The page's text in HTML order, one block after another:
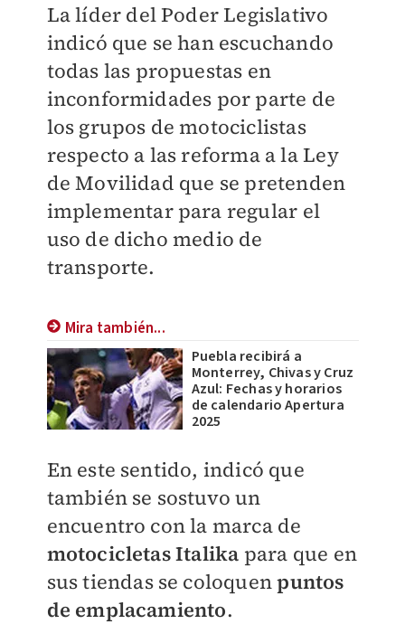
La líder del Poder Legislativo
indicó que se han escuchando
todas las propuestas en
inconformidades por parte de
los grupos de motociclistas
respecto a las reforma a la Ley
de Movilidad que se pretenden
implementar para regular el
uso de dicho medio de
transporte.
Mira también...
Puebla recibirá a
Monterrey, Chivas y Cruz
Azul: Fechas y horarios
de calendario Apertura
2025
En este sentido, indicó que
también se sostuvo un
encuentro con la marca de
motocicletas Italika para que en
sus tiendas se coloquenpuntos
de emplacamiento.